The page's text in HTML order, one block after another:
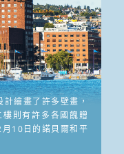
繪畫了許多壁畫，
則有許多各國餽贈
10日的諾貝爾和平